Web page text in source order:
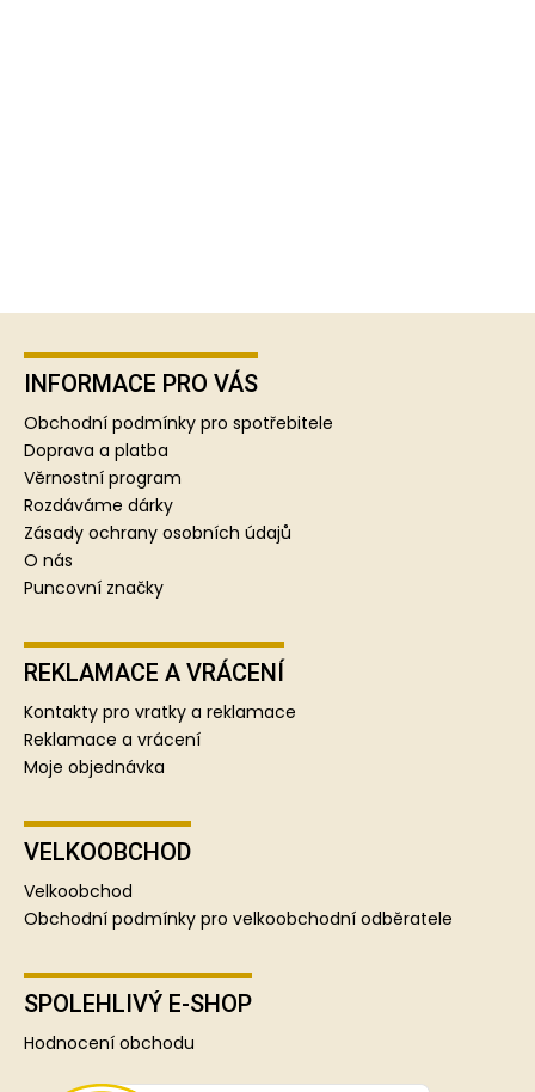
Z
INFORMACE PRO VÁS
Obchodní podmínky pro spotřebitele
Doprava a platba
Věrnostní program
Rozdáváme dárky
Zásady ochrany osobních údajů
O nás
Puncovní značky
REKLAMACE A VRÁCENÍ
Kontakty pro vratky a reklamace
Reklamace a vrácení
Moje objednávka
VELKOOBCHOD
Velkoobchod
Obchodní podmínky pro velkoobchodní odběratele
SPOLEHLIVÝ E-SHOP
Hodnocení obchodu